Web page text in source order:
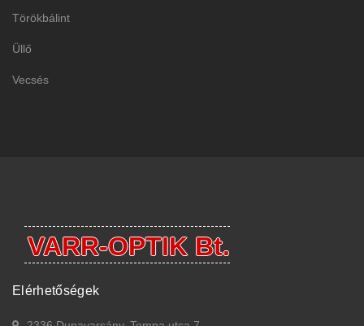
Törökbálint
Üllő
Vecsés
VARR-OPTIK Bt.
Elérhetőségek